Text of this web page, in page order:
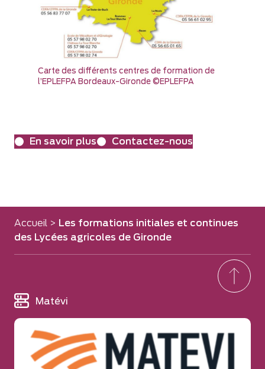
Carte des différents centres de formation de
l’EPLEFPA Bordeaux-Gironde ©EPLEFPA
En savoir plus Contactez-nous
Accueil > Les formations initiales et continues
des Lycées agricoles de Gironde
Matévi